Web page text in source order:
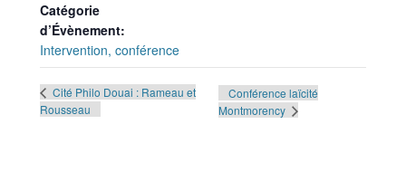
Catégorie
d’Évènement:
Intervention, conférence
Cité Philo Douai : Rameau et
Rousseau
Conférence laïcité
Montmorency